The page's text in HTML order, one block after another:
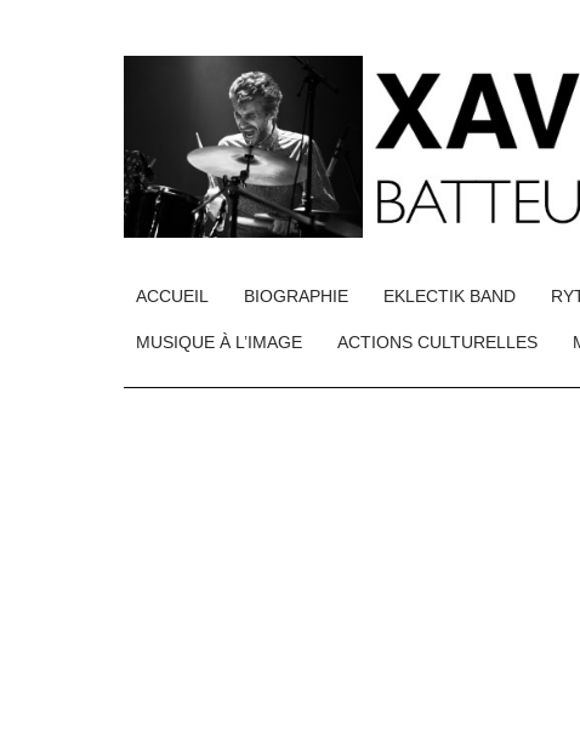
ACCUEIL BIOGRAPHIE EKLECTIK BAND
MUSIQUE À L’IMAGE ACTIONS CULTURELLES